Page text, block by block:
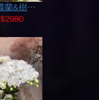
迷你蝴蝶蘭&樹頭設計 107050407
$2980